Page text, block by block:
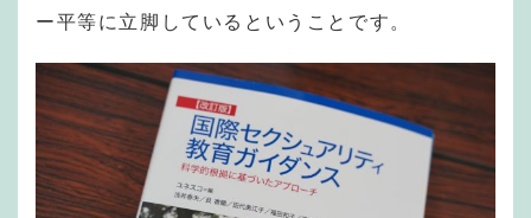
ー平等に立脚しているということです。